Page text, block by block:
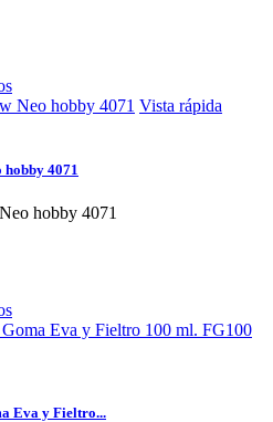
Vista rápida
hobby 4071
hobby 4071
Eva y Fieltro...